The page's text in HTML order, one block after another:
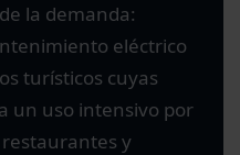
la demanda:
eléctrico
turísticos cuyas
un uso intensivo por
y